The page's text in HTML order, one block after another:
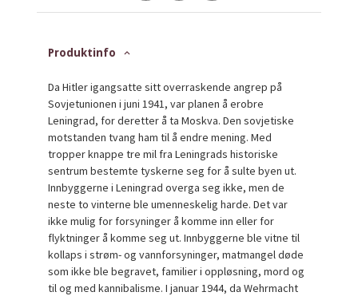
Produktinfo
Da Hitler igangsatte sitt overraskende angrep på
Sovjetunionen i juni 1941, var planen å erobre
Leningrad, for deretter å ta Moskva. Den sovjetiske
motstanden tvang ham til å endre mening. Med
tropper knappe tre mil fra Leningrads historiske
sentrum bestemte tyskerne seg for å sulte byen ut.
Innbyggerne i Leningrad overga seg ikke, men de
neste to vinterne ble umenneskelig harde. Det var
ikke mulig for forsyninger å komme inn eller for
flyktninger å komme seg ut. Innbyggerne ble vitne til
kollaps i strøm- og vannforsyninger, matmangel døde
som ikke ble begravet, familier i oppløsning, mord og
til og med kannibalisme. I januar 1944, da Wehrmacht